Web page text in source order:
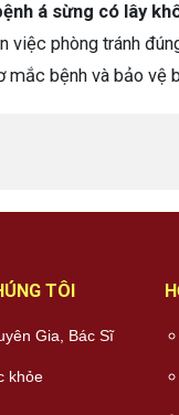
á sừng có lây
việc phòng tránh
bệnh và bảo vệ
TÔI
Gia, Bác Sĩ
khỏe